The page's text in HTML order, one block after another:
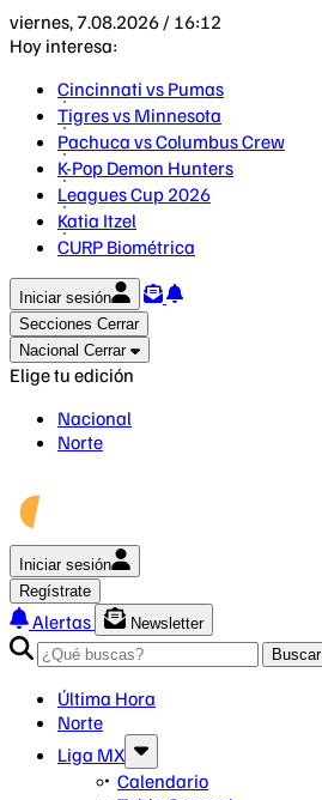
viernes, 7.08.2026 / 16:12
Hoy interesa:
Cincinnati vs Pumas
Tigres vs Minnesota
Pachuca vs Columbus Crew
K-Pop Demon Hunters
Leagues Cup 2026
Katia Itzel
CURP Biométrica
Iniciar sesión
Secciones Cerrar
Nacional Cerrar
Elige tu edición
Nacional
Norte
Iniciar sesión
Regístrate
Alertas
Newsletter
Buscar
Última Hora
Norte
Liga MX
Calendario